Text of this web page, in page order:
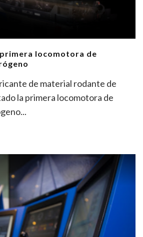
locomotora de
de material rodante de
la primera locomotora de
...